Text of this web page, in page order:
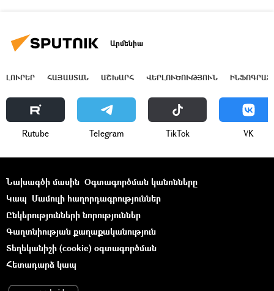
Արմենիա
ԼՈՒՐԵՐ ՀԱՅԱՍՏԱՆ ԱՇԽԱՐՀ ՎԵՐԼՈՒԾՈՒԹՅՈՒՆ
Rutube Telegram ТikТоk VK
Նախագծի մասին Օգտագործման կանոնները
Կապ Մամուլի հաղորդագրություններ
Ընկերությունների նորություններ
Գաղտնիության քաղաքականություն
Տեղեկանիշի (cookie) օգտագործման
Հետադարձ կապ